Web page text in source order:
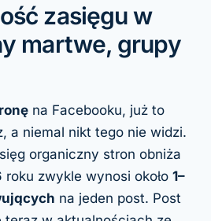
zasięgu w
martwe, grupy
na Facebooku, już to
a niemal nikt tego nie widzi.
organiczny stron obniża
zwykle wynosi około 1–
na jeden post. Post